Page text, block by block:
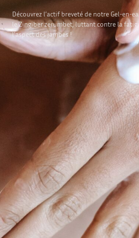
Découvrez l’actif breveté de notre Gel-en-
le Zingiber zerumbet, luttant contre la
l’aspect des jambes !